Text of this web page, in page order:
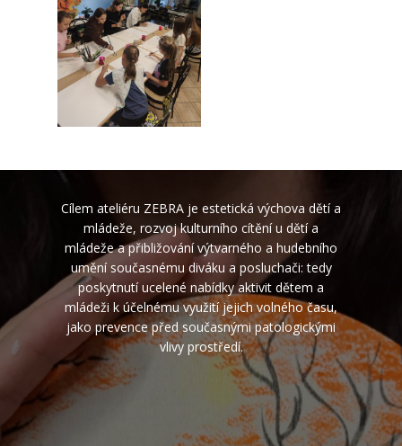
Cílem ateliéru ZEBRA je estetická výchova dětí a
mládeže, rozvoj kulturního cítění u dětí a
mládeže a přibližování výtvarného a hudebního
umění současnému diváku a posluchači: tedy
poskytnutí ucelené nabídky aktivit dětem a
mládeži k účelnému využití jejich volného času,
jako prevence před současnými patologickými
vlivy prostředí.